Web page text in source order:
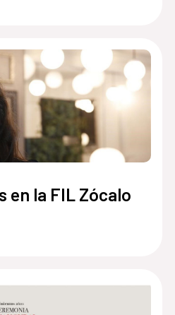
en la FIL Zócalo